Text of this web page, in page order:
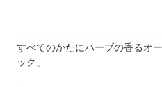
すべてのかたにハーブの香るオ
ック」